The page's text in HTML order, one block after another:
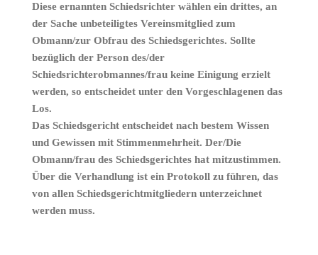
Diese ernannten Schiedsrichter wählen ein drittes, an
der Sache unbeteiligtes Vereinsmitglied zum
Obmann/zur Obfrau des Schiedsgerichtes. Sollte
bezüglich der Person des/der
Schiedsrichterobmannes/frau keine Einigung erzielt
werden, so entscheidet unter den Vorgeschlagenen das
Los.
Das Schiedsgericht entscheidet nach bestem Wissen
und Gewissen mit Stimmenmehrheit. Der/Die
Obmann/frau des Schiedsgerichtes hat mitzustimmen.
Über die Verhandlung ist ein Protokoll zu führen, das
von allen Schiedsgerichtmitgliedern unterzeichnet
werden muss.